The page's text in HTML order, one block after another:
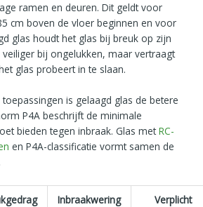
ramen en deuren. Dit geldt voor
cm boven de vloer beginnen en voor
glas houdt het glas bij breuk op zijn
veiliger bij ongelukken, maar vertraagt
glas probeert in te slaan.
is gelaagd glas de betere
P4A beschrijft de minimale
bieden tegen inbraak. Glas metRC-
en P4A-classificatie vormt samen de
Inbraakwering Verplicht